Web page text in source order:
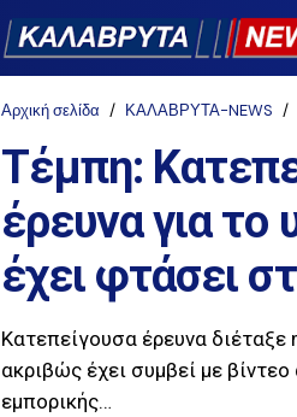
Αρχική σελίδα ΚΑΛΑΒΡΥΤΑ-NEWS
Τέμπη:
έρευνα για το
έχει φτάσει
Κατεπείγουσα έρευνα διέταξε
ακριβώς έχει συμβεί με
εμπορικής…